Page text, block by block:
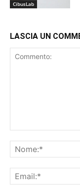
CibusLab
LASCIA UN